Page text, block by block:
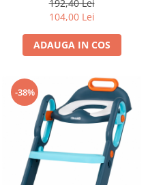
192,40 Lei
104,00 Lei
ADAUGA IN COS
-38%